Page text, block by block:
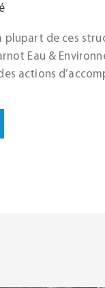
plupart de ces
Eau &
actions